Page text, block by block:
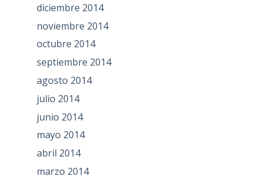
diciembre 2014
noviembre 2014
octubre 2014
septiembre 2014
agosto 2014
julio 2014
junio 2014
mayo 2014
abril 2014
marzo 2014